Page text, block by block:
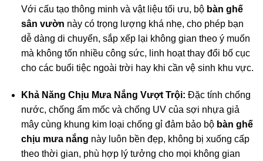
Với cấu tạo thông minh và vật liệu tối ưu, bộ bàn ghế
sân vườn này có trọng lượng khá nhẹ, cho phép bạn
dễ dàng di chuyển, sắp xếp lại không gian theo ý muốn
mà không tốn nhiều công sức, linh hoạt thay đổi bố cục
cho các buổi tiệc ngoài trời hay khi cần vệ sinh khu vực.
Khả Năng Chịu Mưa Nắng Vượt Trội: Đặc tính chống
nước, chống ẩm mốc và chống UV của sợi nhựa giả
mây cùng khung kim loại chống gỉ đảm bảo bộ bàn ghế
chịu mưa nắng này luôn bền đẹp, không bị xuống cấp
theo thời gian, phù hợp lý tưởng cho mọi không gian